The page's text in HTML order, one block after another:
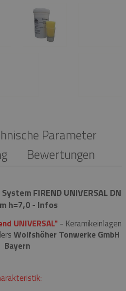
Parameter
Bewertungen
FIREND UNIVERSAL DN
h=7,0 - Infos
UNIVERSAL" - Keramikeinlagen
Wolfshöher Tonwerke GmbH
Bayern